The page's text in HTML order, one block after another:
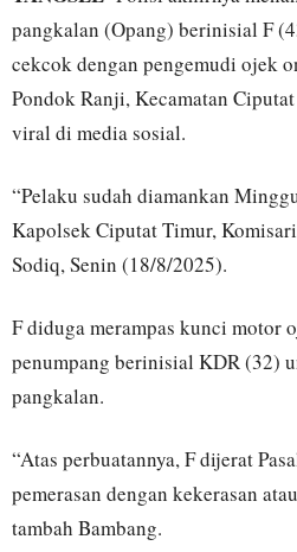
pangkalan (Opang) berinisial F
cekcok dengan pengemudi ojek
Pondok Ranji, Kecamatan
viral di media sosial.
“Pelaku sudah diamankan
Kapolsek Ciputat Timur,
Sodiq, Senin (18/8/2025).
F diduga merampas kunci motor
penumpang berinisial KDR (32)
pangkalan.
“Atas perbuatannya, F dijerat
pemerasan dengan kekerasan
tambah Bambang.